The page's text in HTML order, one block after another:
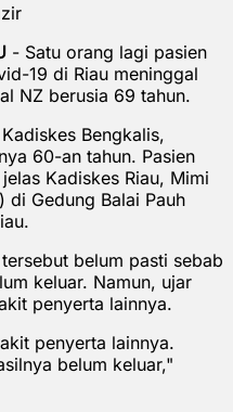
- Satu orang lagi pasien
19 di Riau meninggal
NZ berusia 69 tahun.
Bengkalis,
60-an tahun. Pasien
Kadiskes Riau, Mimi
Gedung Balai Pauh
belum pasti sebab
keluar. Namun, ujar
penyerta lainnya.
penyerta lainnya.
belum keluar,"